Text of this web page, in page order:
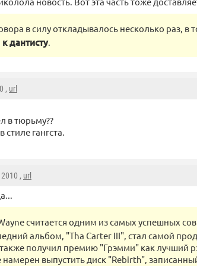
в силу откладывалось несколько раз, в
дантисту.
, url
в тюрьму??
гангста.
, url
считается одним из самых успешных
альбом, "Tha Carter III", стал самой
получил премию "Грэмми" как лучший
намерен выпустить диск "Rebirth",